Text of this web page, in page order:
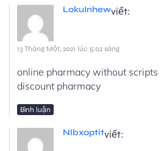
LokuInhewviết:
13 Tháng Một, 2021 lúc 5:02 sáng
online pharmacy without scripts
discount pharmacy
Bình luận
Nlbxoptitviết: